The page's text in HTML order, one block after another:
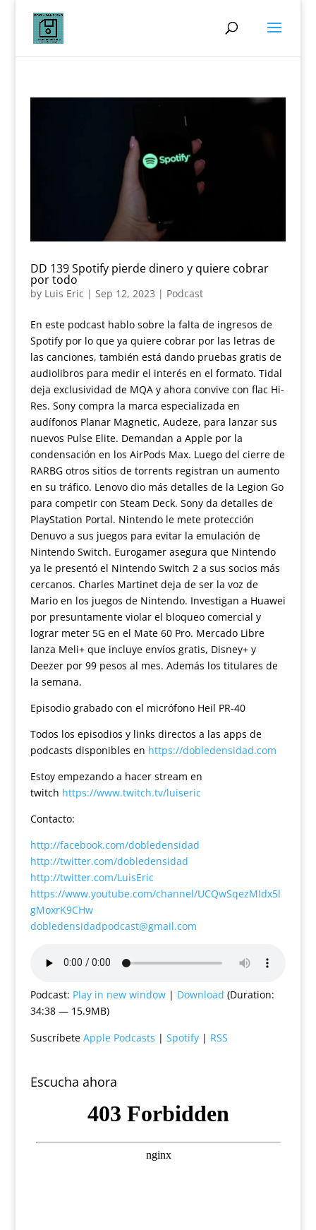
DD 139 Spotify pierde dinero y quiere cobrar
por todo
by Luis Eric | Sep 12, 2023 | Podcast
En este podcast hablo sobre la falta de ingresos de
Spotify por lo que ya quiere cobrar por las letras de
las canciones, también está dando pruebas gratis de
audiolibros para medir el interés en el formato. Tidal
deja exclusividad de MQA y ahora convive con flac Hi-
Res. Sony compra la marca especializada en
audífonos Planar Magnetic, Audeze, para lanzar sus
nuevos Pulse Elite. Demandan a Apple por la
condensación en los AirPods Max. Luego del cierre de
RARBG otros sitios de torrents registran un aumento
en su tráfico. Lenovo dio más detalles de la Legion Go
para competir con Steam Deck. Sony da detalles de
PlayStation Portal. Nintendo le mete protección
Denuvo a sus juegos para evitar la emulación de
Nintendo Switch. Eurogamer asegura que Nintendo
ya le presentó el Nintendo Switch 2 a sus socios más
cercanos. Charles Martinet deja de ser la voz de
Mario en los juegos de Nintendo. Investigan a Huawei
por presuntamente violar el bloqueo comercial y
lograr meter 5G en el Mate 60 Pro. Mercado Libre
lanza Meli+ que incluye envíos gratis, Disney+ y
Deezer por 99 pesos al mes. Además los titulares de
la semana.
Episodio grabado con el micrófono Heil PR-40
Todos los episodios y links directos a las apps de
podcasts disponibles en https://dobledensidad.com
Estoy empezando a hacer stream en
twitch https://www.twitch.tv/luiseric
Contacto:
http://facebook.com/dobledensidad
http://twitter.com/dobledensidad
http://twitter.com/LuisEric
https://www.youtube.com/channel/UCQwSqezMIdx5l
gMoxrK9CHw
dobledensidadpodcast@gmail.com
Podcast: Play in new window| Download (Duration:
34:38 — 15.9MB)
Suscríbete Apple Podcasts | Spotify| RSS
Escucha ahora